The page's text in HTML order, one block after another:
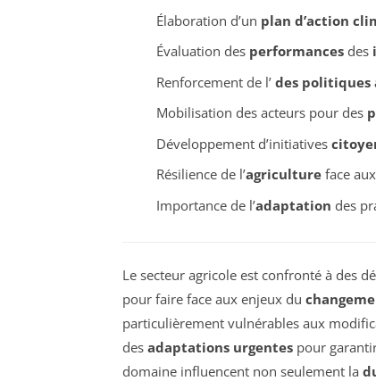
Élaboration d’un plan d’action
Évaluation des performancesdes
Renforcement de l’des politiques
Mobilisation des acteurs pour des
Développement d’initiatives
Résilience de l’agricultureface aux
Importance de l’adaptation des
Le secteur agricole est confronté à des
pour faire face aux enjeux du
particulièrement vulnérables aux
des adaptations urgentes pour
domaine influencent non seulement la